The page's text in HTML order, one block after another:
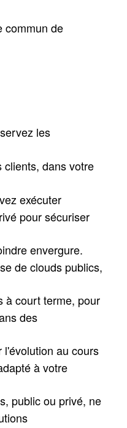
commun de
les
clients, dans votre
exécuter
pour sécuriser
envergure.
de clouds publics,
à court terme, pour
des
au cours
à votre
public ou privé, ne